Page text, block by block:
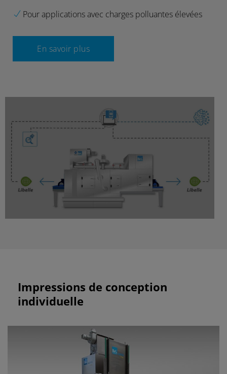
Pour applications avec charges polluantes élevées
En savoir plus
Impressions de conception
individuelle